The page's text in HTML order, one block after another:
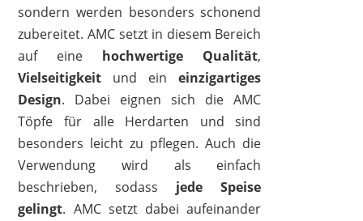
sondern werden besonders schonend
zubereitet. AMC setzt in diesem Bereich
auf eine hochwertige Qualität,
Vielseitigkeit und eineinzigartiges
Design. Dabei eignen sich die AMC
Töpfe für alle Herdarten und sind
besonders leicht zu pflegen. Auch die
Verwendung wird als einfach
beschrieben, sodass jede Speise
gelingt. AMC setzt dabei aufeinander